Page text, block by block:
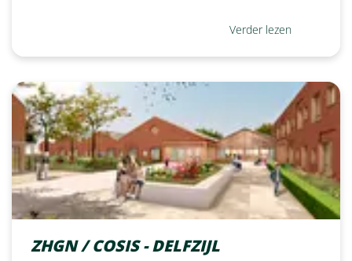
Verder lezen
ZHGN / COSIS - DELFZIJL